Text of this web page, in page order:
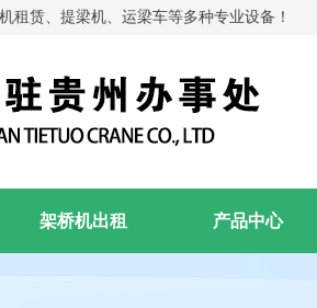
租赁、提梁机、运梁车等多种专业设备！
架桥机出租 产品中心